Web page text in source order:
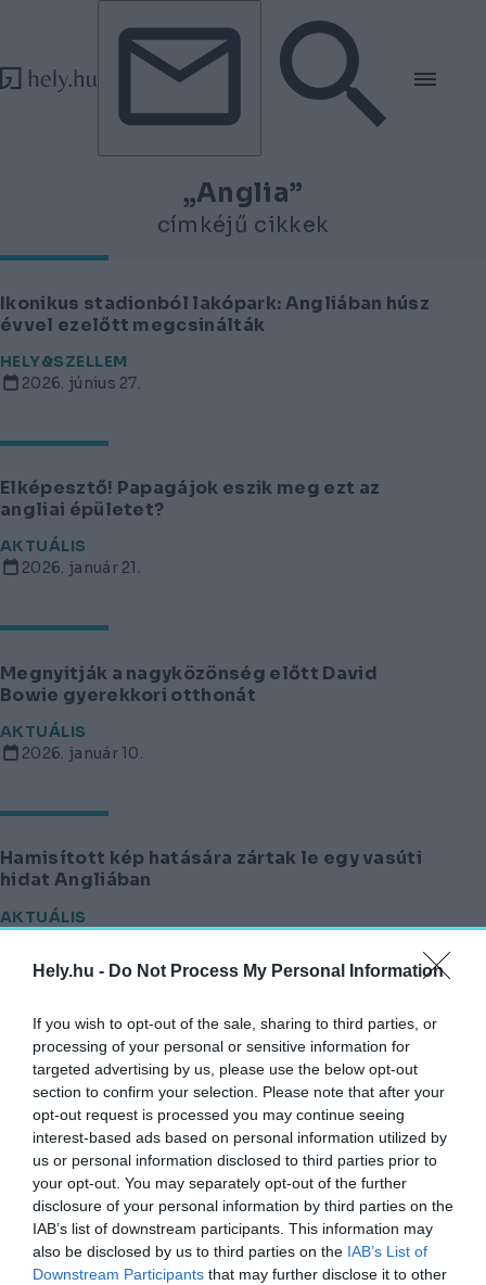
Hely.hu - Do Not Process My Personal Information
If you wish to opt-out of the sale, sharing to third parties, or
processing of your personal or sensitive information for
targeted advertising by us, please use the below opt-out
section to confirm your selection. Please note that after your
opt-out request is processed you may continue seeing
interest-based ads based on personal information utilized by
us or personal information disclosed to third parties prior to
your opt-out. You may separately opt-out of the further
disclosure of your personal information by third parties on the
IAB’s list of downstream participants. This information may
also be disclosed by us to third parties on the IAB’s List of
Downstream Participants that may further disclose it to other
Tovább a tartalomhoz
Tovább a lábléchez
„Anglia”
címkéjű cikkek
Ikonikus stadionból lakópark: Angliában húsz
évvel ezelőtt megcsinálták
HELY&SZELLEM
2026. június 27.
Elképesztő! Papagájok eszik meg ezt az
angliai épületet?
AKTUÁLIS
2026. január 21.
Megnyitják a nagyközönség előtt David
Bowie gyerekkori otthonát
AKTUÁLIS
2026. január 10.
Hamisított kép hatására zártak le egy vasúti
hidat Angliában
AKTUÁLIS
Lehet, hogy mégsem az eredeti tervek
szerint épül meg a Manchester United új
stadionja
AKTUÁLIS
2025. október 16.
A brit Legfelső Bíróság dönt a London
Múzeum épületének ügyében